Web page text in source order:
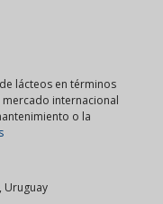
lácteos en términos
mercado internacional
o la
Uruguay